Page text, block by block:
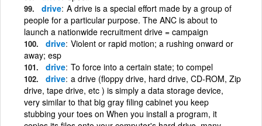
drive A drive is a special effort made by a group of
people for a particular purpose. The ANC is about to
launch a nationwide recruitment drive = campaign
drive Violent or rapid motion; a rushing onward or
away; esp
drive To force into a certain state; to compel
drive a drive (floppy drive, hard drive, CD-ROM, Zip
drive, tape drive, etc ) is simply a data storage device,
very similar to that big gray filing cabinet you keep
stubbing your toes on When you install a program, it